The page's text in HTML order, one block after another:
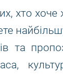
хто
та